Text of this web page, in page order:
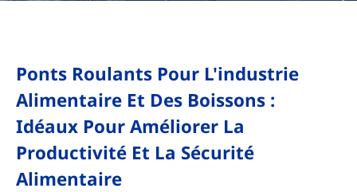
Ponts Roulants Pour L'industrie
Alimentaire Et Des Boissons :
Idéaux Pour Améliorer La
Productivité Et La Sécurité
Alimentaire